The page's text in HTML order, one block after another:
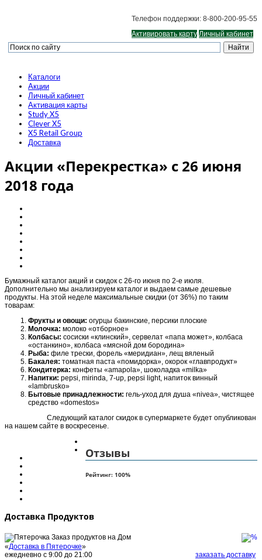
Телефон поддержки: 8-800-200-95-55
Активировать карту Личный кабинет
Каталоги
Акции
Личный кабинет
Активация карты
Study X5
Clever X5
X5 Retail Group
Доставка
Акции «Перекрестка» с 26 июня
2018 года
Бумажный каталог акций и скидок с 26-го июня по 2-е июля.
Дополнительно мы анализируем каталог и выдаем самые дешевые
продукты. На этой неделе максимальные скидки (от 36%) по таким
товарам:
Фрукты и овощи: огурцы бакинские, персики плоские
Молочка: молоко «отборное»
Колбасы: сосиски «клинский», сервелат «папа может», колбаса
«останкино», колбаса «мясной дом бородина»
Рыба: филе трески, форель «меридиан», лещ вяленый
Бакалея: томатная паста «помидорка», окорок «главпродукт»
Кондитерка: конфеты «amapola», шоколадка «milka»
Напитки: pepsi, mirinda, 7-up, pepsi light, напиток винный
«lambrusko»
Бытовые принадлежности: гель-уход для душа «nivea», чистящее
средство «domestos»
Следующий каталог скидок в супермаркете будет опубликован
на нашем сайте в воскресенье.
Отзывы
Рейтинг:100%
Доставка Продуктов
Заказ продуктов на Дом
«Доставка в Пятерочке»
ежедневно с 9:00 до 21:00
заказать доставку